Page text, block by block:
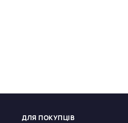
ДЛЯ ПОКУПЦІВ